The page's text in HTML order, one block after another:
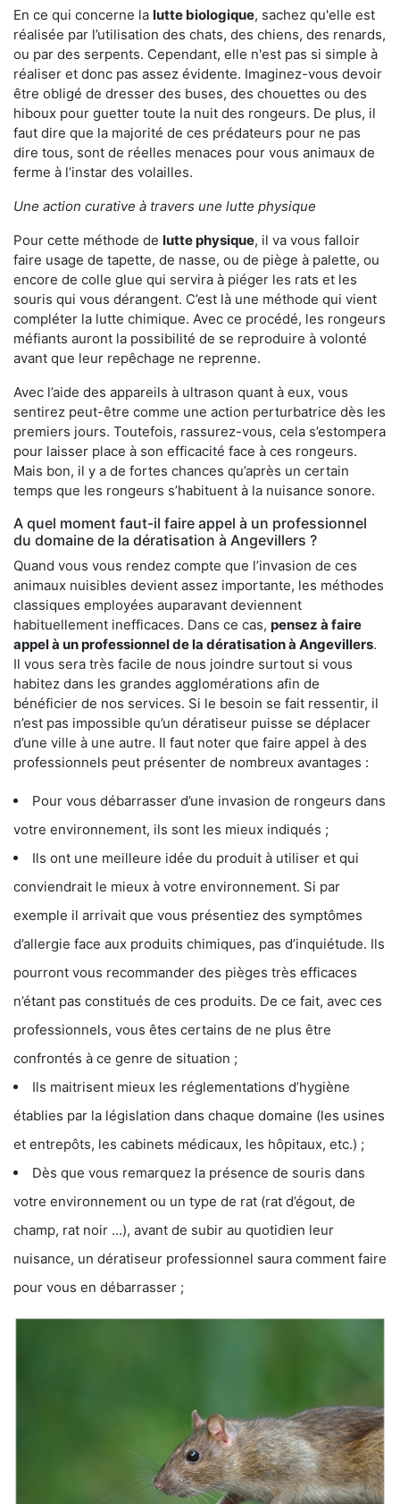
En ce qui concerne la lutte biologique, sachez qu'elle est
réalisée par l’utilisation des chats, des chiens, des renards,
ou par des serpents. Cependant, elle n'est pas si simple à
réaliser et donc pas assez évidente. Imaginez-vous devoir
être obligé de dresser des buses, des chouettes ou des
hiboux pour guetter toute la nuit des rongeurs. De plus, il
faut dire que la majorité de ces prédateurs pour ne pas
dire tous, sont de réelles menaces pour vous animaux de
ferme à l’instar des volailles.
Une action curative à travers une lutte physique
Pour cette méthode de lutte physique, il va vous falloir
faire usage de tapette, de nasse, ou de piège à palette, ou
encore de colle glue qui servira à piéger les rats et les
souris qui vous dérangent. C’est là une méthode qui vient
compléter la lutte chimique. Avec ce procédé, les rongeurs
méfiants auront la possibilité de se reproduire à volonté
avant que leur repêchage ne reprenne.
Avec l’aide des appareils à ultrason quant à eux, vous
sentirez peut-être comme une action perturbatrice dès les
premiers jours. Toutefois, rassurez-vous, cela s’estompera
pour laisser place à son efficacité face à ces rongeurs.
Mais bon, il y a de fortes chances qu’après un certain
temps que les rongeurs s’habituent à la nuisance sonore.
A quel moment faut-il faire appel à un professionnel
du domaine de la dératisation à Angevillers ?
Quand vous vous rendez compte que l’invasion de ces
animaux nuisibles devient assez importante, les méthodes
classiques employées auparavant deviennent
habituellement inefficaces. Dans ce cas, pensez à faire
appel à un professionnel de la dératisation à Angevillers.
Il vous sera très facile de nous joindre surtout si vous
habitez dans les grandes agglomérations afin de
bénéficier de nos services. Si le besoin se fait ressentir, il
n’est pas impossible qu’un dératiseur puisse se déplacer
d’une ville à une autre. Il faut noter que faire appel à des
professionnels peut présenter de nombreux avantages :
Pour vous débarrasser d’une invasion de rongeurs dans
votre environnement, ils sont les mieux indiqués ;
Ils ont une meilleure idée du produit à utiliser et qui
conviendrait le mieux à votre environnement. Si par
exemple il arrivait que vous présentiez des symptômes
d’allergie face aux produits chimiques, pas d’inquiétude. Ils
pourront vous recommander des pièges très efficaces
n’étant pas constitués de ces produits. De ce fait, avec ces
professionnels, vous êtes certains de ne plus être
confrontés à ce genre de situation ;
Ils maitrisent mieux les réglementations d’hygiène
établies par la législation dans chaque domaine (les usines
et entrepôts, les cabinets médicaux, les hôpitaux, etc.) ;
Dès que vous remarquez la présence de souris dans
votre environnement ou un type de rat (rat d’égout, de
champ, rat noir …), avant de subir au quotidien leur
nuisance, un dératiseur professionnel saura comment faire
pour vous en débarrasser ;